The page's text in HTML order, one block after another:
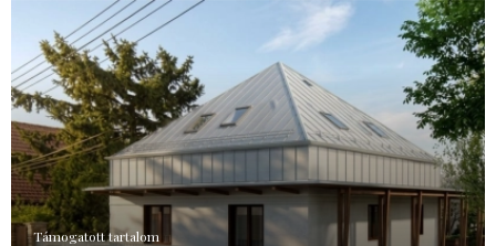
Támogatott tartalom